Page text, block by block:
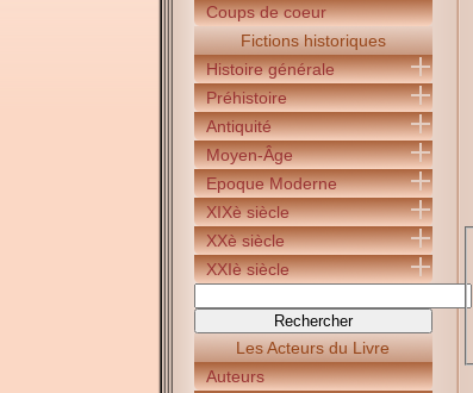
Coups de coeur
Fictions historiques
Histoire générale
Préhistoire
Antiquité
Moyen-Âge
Epoque Moderne
XIXè siècle
XXè siècle
XXIè siècle
Les Acteurs du Livre
Auteurs